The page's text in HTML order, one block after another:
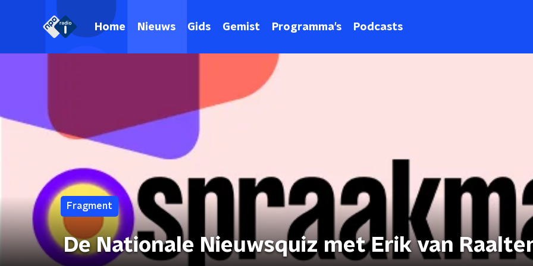
Home Nieuws Gids Gemist Programma's Podcasts
Fragment
De Nationale Nieuwsquiz met Erik van